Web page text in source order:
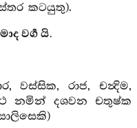
කටයුතු).
වර්‍ග යි.
වස්සික, රාජ, චන්‍දිම,
නමින් දශවන චතුෂ්ක